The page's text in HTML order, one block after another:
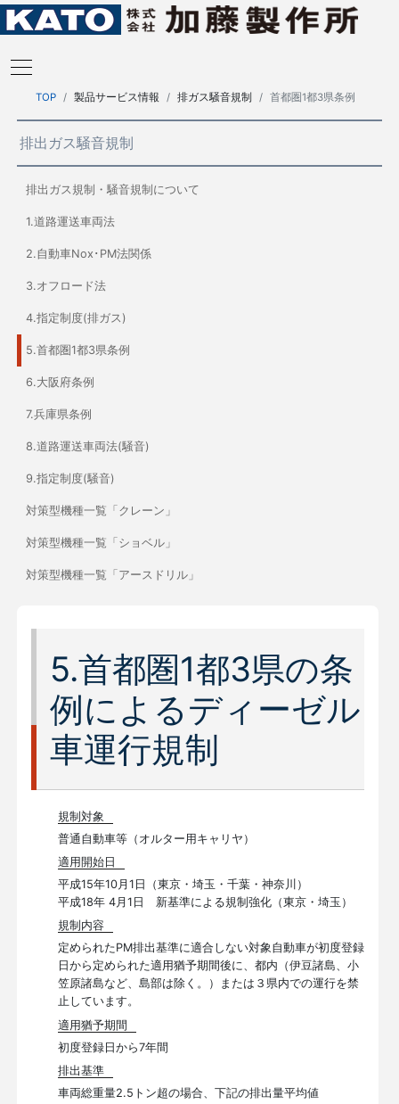
TOP 製品サービス情報 排ガス騒音規制 首都圏1都3県条例
排出ガス騒音規制
排出ガス規制・騒音規制について
1.道路運送車両法
2.自動車Nox･PM法関係
3.オフロード法
4.指定制度(排ガス)
5.首都圏1都3県条例
6.大阪府条例
7.兵庫県条例
8.道路運送車両法(騒音)
9.指定制度(騒音)
対策型機種一覧「クレーン」
対策型機種一覧「ショベル」
対策型機種一覧「アースドリル」
5.首都圏1都3県の条
例によるディーゼル
車運行規制
規制対象
普通自動車等（オルター用キャリヤ）
適用開始日
平成15年10月1日（東京・埼玉・千葉・神奈川）
平成18年 4月1日 新基準による規制強化（東京・埼玉）
規制内容
定められたPM排出基準に適合しない対象自動車が初度登録
日から定められた適用猶予期間後に、都内（伊豆諸島、小
笠原諸島など、島部は除く。）または３県内での運行を禁
止しています。
適用猶予期間
初度登録日から7年間
排出基準
車両総重量2.5トン超の場合、下記の排出量平均値